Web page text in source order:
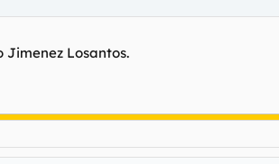
Jimenez Losantos.